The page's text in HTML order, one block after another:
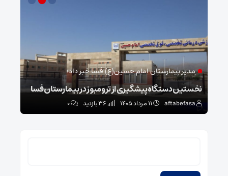
مدیر بیمارستان امام حسین(ع) فسا خبر داد؛
نخستین دستگاه پیشگیری از ترومبوز در بیمارستان فسا
aftabefasa ۱۱ مرداد ۱۴۰۵ ۰